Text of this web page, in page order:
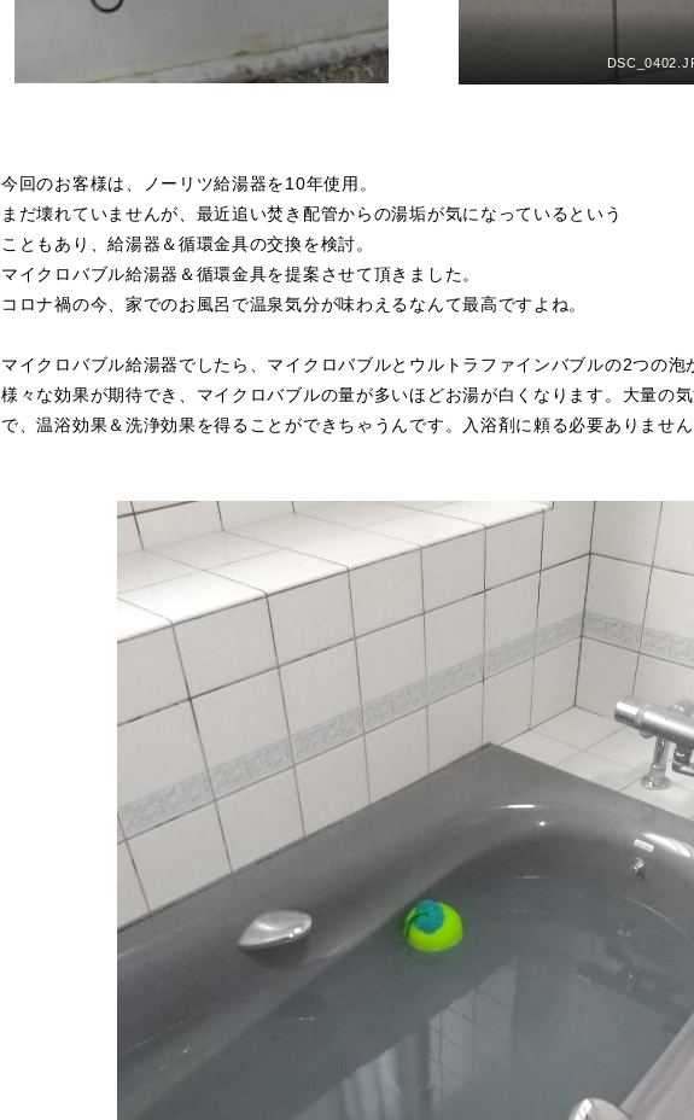
今回のお客様は、ノーリツ給湯器を10年使用。
まだ壊れていませんが、最近追い焚き配管からの湯垢が気になっているという
こともあり、給湯器＆循環金具の交換を検討。
マイクロバブル給湯器＆循環金具を提案させて頂きました。
コロナ禍の今、家でのお風呂で温泉気分が味わえるなんて最高ですよね。
マイクロバブル給湯器でしたら、マイクロバブルとウルトラファインバブルの2つの泡
様々な効果が期待でき、マイクロバブルの量が多いほどお湯が白くなります。大量の
で、温浴効果＆洗浄効果を得ることができちゃうんです。入浴剤に頼る必要ありませ